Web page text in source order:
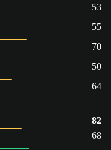
53
55
70
50
64
82
68